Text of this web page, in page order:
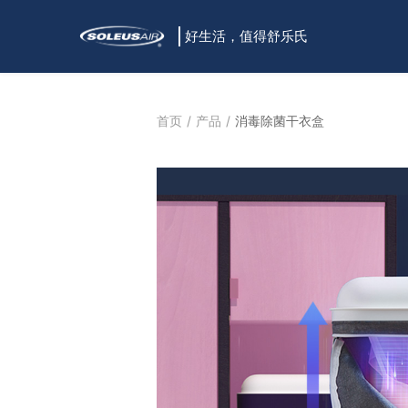
好生活，值得舒乐氏
首页 产品 消毒除菌干衣盒